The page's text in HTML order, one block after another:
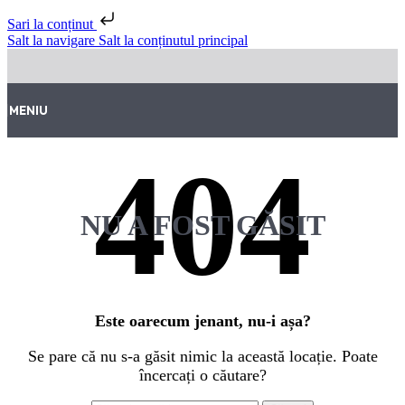
Sari la conținut
Salt la navigare Salt la conținutul principal
MENIU
NU A FOST GĂSIT
Este oarecum jenant, nu-i așa?
Se pare că nu s-a găsit nimic la această locație. Poate
încercați o căutare?